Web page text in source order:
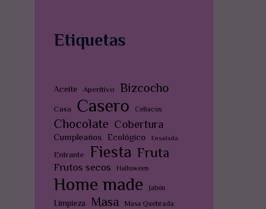
Etiquetas
Aceite Aperitivo Bizcocho
Casa Casero Celiacos
Chocolate Cobertura
Cumpleaños Ecológico Ensalada
Entrante Fiesta Fruta
Frutos secos Halloween
Home made Jabón
Limpieza Masa Masa Quebrada